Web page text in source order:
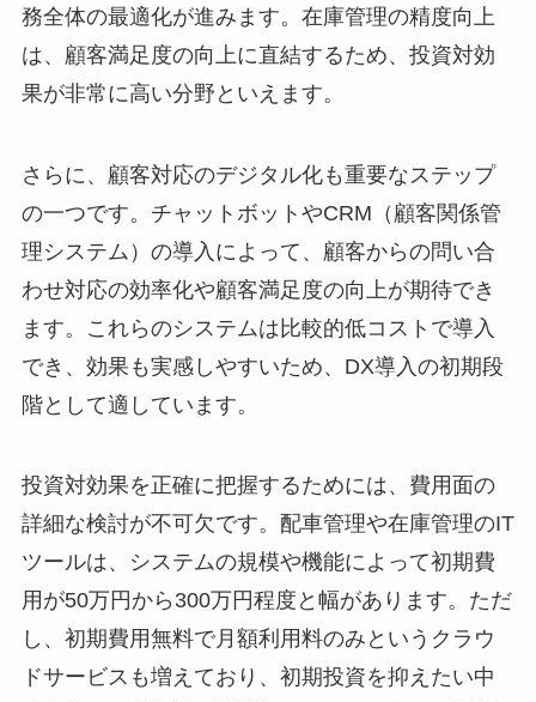
務全体の最適化が進みます。在庫管理の精度向上
は、顧客満足度の向上に直結するため、投資対効
果が非常に高い分野といえます。
さらに、顧客対応のデジタル化も重要なステップ
の一つです。チャットボットやCRM（顧客関係管
理システム）の導入によって、顧客からの問い合
わせ対応の効率化や顧客満足度の向上が期待でき
ます。これらのシステムは比較的低コストで導入
でき、効果も実感しやすいため、DX導入の初期段
階として適しています。
投資対効果を正確に把握するためには、費用面の
詳細な検討が不可欠です。配車管理や在庫管理のIT
ツールは、システムの規模や機能によって初期費
用が50万円から300万円程度と幅があります。ただ
し、初期費用無料で月額利用料のみというクラウ
ドサービスも増えており、初期投資を抑えたい中